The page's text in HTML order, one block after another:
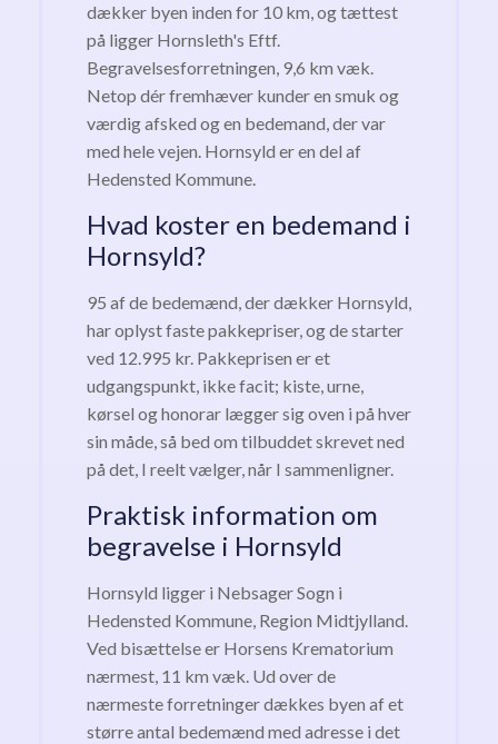
dækker byen inden for 10 km, og tættest
på ligger Hornsleth's Eftf.
Begravelsesforretningen, 9,6 km væk.
Netop dér fremhæver kunder en smuk og
værdig afsked og en bedemand, der var
med hele vejen. Hornsyld er en del af
Hedensted Kommune.
Hvad koster en bedemand i
Hornsyld?
95 af de bedemænd, der dækker Hornsyld,
har oplyst faste pakkepriser, og de starter
ved 12.995 kr. Pakkeprisen er et
udgangspunkt, ikke facit; kiste, urne,
kørsel og honorar lægger sig oven i på hver
sin måde, så bed om tilbuddet skrevet ned
på det, I reelt vælger, når I sammenligner.
Praktisk information om
begravelse i Hornsyld
Hornsyld ligger i Nebsager Sogn i
Hedensted Kommune, Region Midtjylland.
Ved bisættelse er Horsens Krematorium
nærmest, 11 km væk. Ud over de
nærmeste forretninger dækkes byen af et
større antal bedemænd med adresse i det